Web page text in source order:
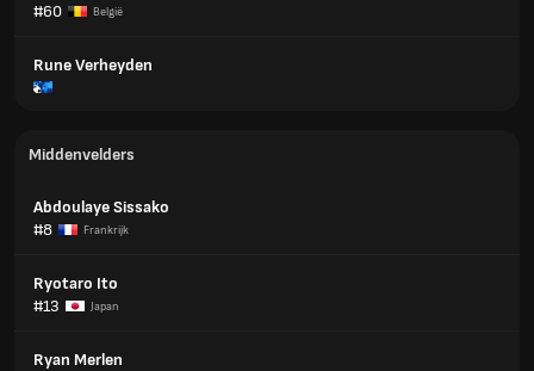
#60
België
Rune Verheyden
Middenvelders
Abdoulaye Sissako
#8
Frankrijk
Ryotaro Ito
#13
Japan
Ryan Merlen